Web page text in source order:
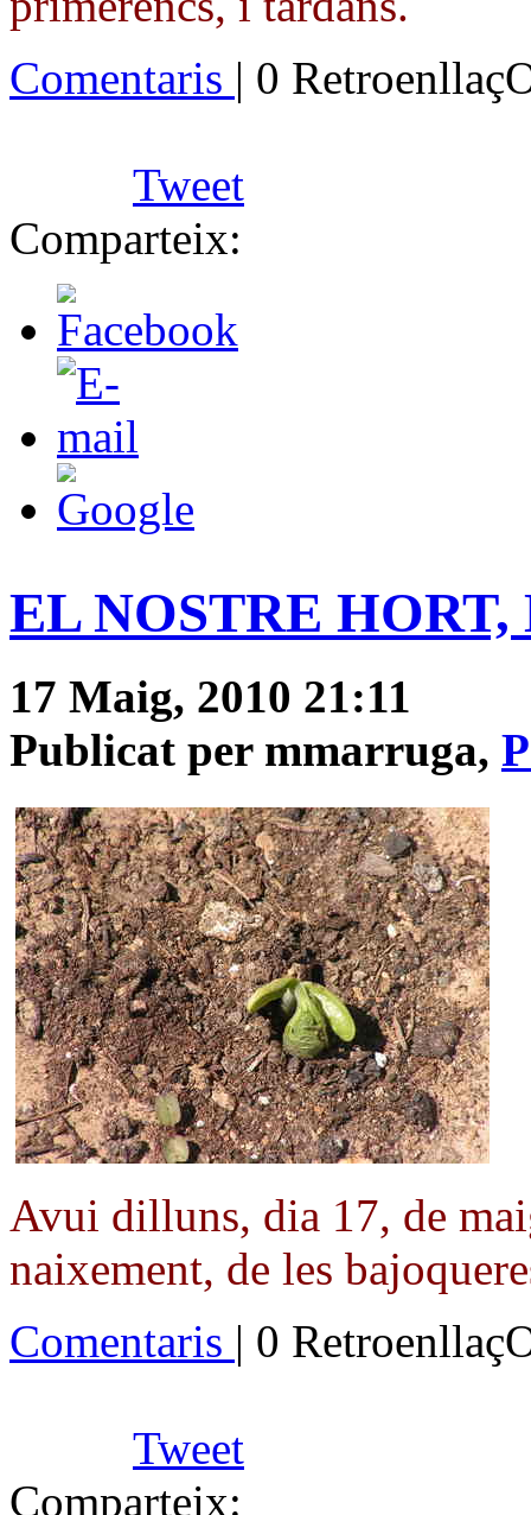
Comentaris | 0
Tweet
Comparteix:
EL NOSTRE HORT,
17 Maig, 2010 21:11
Publicat per mmarruga,
Avui dilluns, dia 17, de
naixement, de les
Comentaris | 0
Tweet
Comparteix: